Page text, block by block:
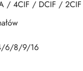
/ 4CIF / DCIF /
6/8/9/16